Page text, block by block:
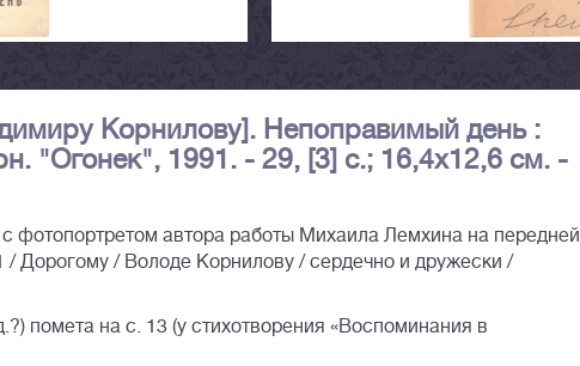
Корнилову]. Непоправимый день :
"Огонек", 1991. - 29, [3] c.; 16,4х12,6 см. -
фотопортретом автора работы Михаила Лемхина на передней
/ Дорогому / Володе Корнилову / сердечно и дружески /
помета на с. 13 (у стихотворения «Воспоминания в